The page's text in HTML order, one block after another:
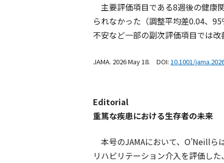
主要評価項目である8週後の健康
られなかった（調整平均差0.04、
不安など一部の副次評価項目では
JAMA. 2026 May 18. DOI: 10.1001/
Editorial
重篤な疾患における生存者の未来
本号のJAMAにおいて、O’Neillら
リハビリテーション介入を評価し